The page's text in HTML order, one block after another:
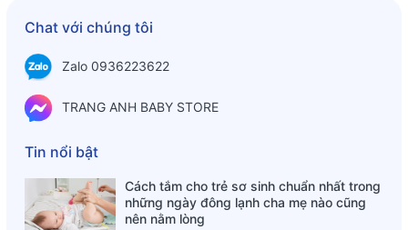
Chat với chúng tôi
Zalo 0936223622
TRANG ANH BABY STORE
Tin nổi bật
Cách tắm cho trẻ sơ sinh chuẩn nhất trong
những ngày đông lạnh cha mẹ nào cũng
nên nằm lòng